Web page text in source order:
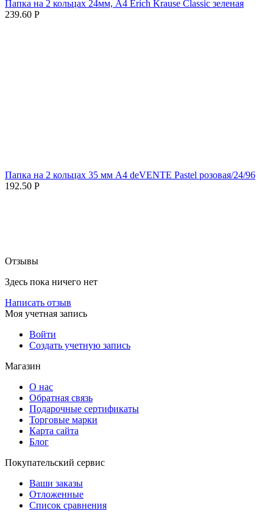
Папка на 2 кольцах 24мм, А4 Erich Krause Classic зеленая
239.60 Р
Папка на 2 кольцах 35 мм A4 deVENTE Pastel розовая/24/96
192.50 Р
Отзывы
Здесь пока ничего нет
Написать отзыв
Моя учетная запись
Войти
Создать учетную запись
Магазин
О нас
Обратная связь
Подарочные сертификаты
Торговые марки
Карта сайта
Блог
Покупательский сервис
Ваши заказы
Отложенные
Список сравнения